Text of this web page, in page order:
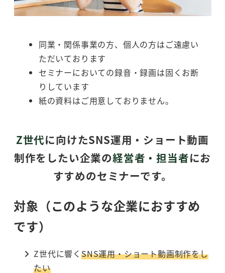
同業・関係事業の方、個人の方はご遠慮い
ただいております
セミナーにおいての録音・録画は固くお断
りしています
紙の資料はご用意しておりません。
Z世代に向けたSNS運用・ショート動画
制作をしたい企業の経営者・担当者にお
すすめのセミナーです。
対象（このような企業におすすめ
です）
Z世代に響く SNS運用・ショート動画制作をし
たい